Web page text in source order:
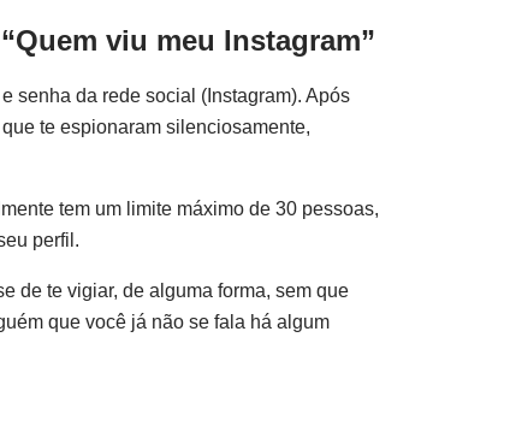
viu meu Instagram”
senha da rede social (Instagram). Após
te espionaram silenciosamente,
tem um limite máximo de 30 pessoas,
perfil.
de te vigiar, de alguma forma, sem que
que você já não se fala há algum